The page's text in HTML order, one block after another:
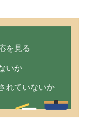
進行のメリット
を見る
いか
れていないか